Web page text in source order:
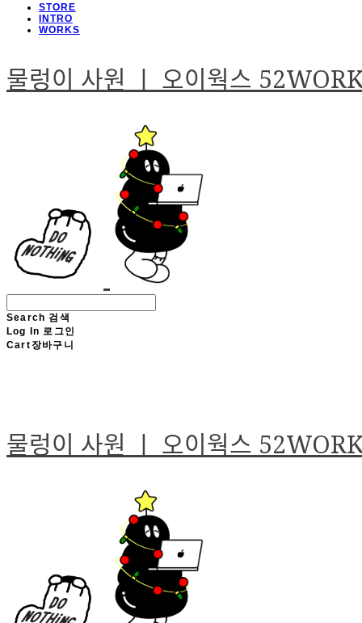
STORE
INTRO
WORKS
물렁이 사원 ㅣ 오이웍스
Search 검색
Log In 로그인
Cart 장바구니
물렁이 사원 ㅣ 오이웍스